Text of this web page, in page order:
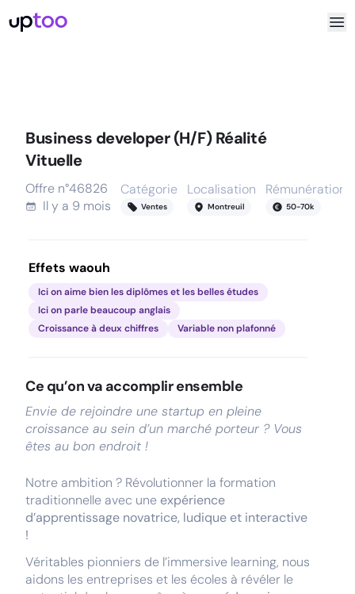
Business developer (H/F) Réalité
Vituelle
Offre n°46826
Il y a 9 mois
Catégorie
Ventes
Localisation
Montreuil
Rémunération
50-70k
Effets waouh
Ici on aime bien les diplômes et les belles études
Ici on parle beaucoup anglais
Croissance à deux chiffres
Variable non plafonné
Ce qu’on va accomplir ensemble
Envie de rejoindre une startup en pleine
croissance au sein d’un marché porteur ? Vous
êtes au bon endroit !
Notre ambition ? Révolutionner la formation
traditionnelle avec une expérience
d’apprentissage novatrice, ludique et interactive
!
Véritables pionniers de l’immersive learning, nous
aidons les entreprises et les écoles à révéler le